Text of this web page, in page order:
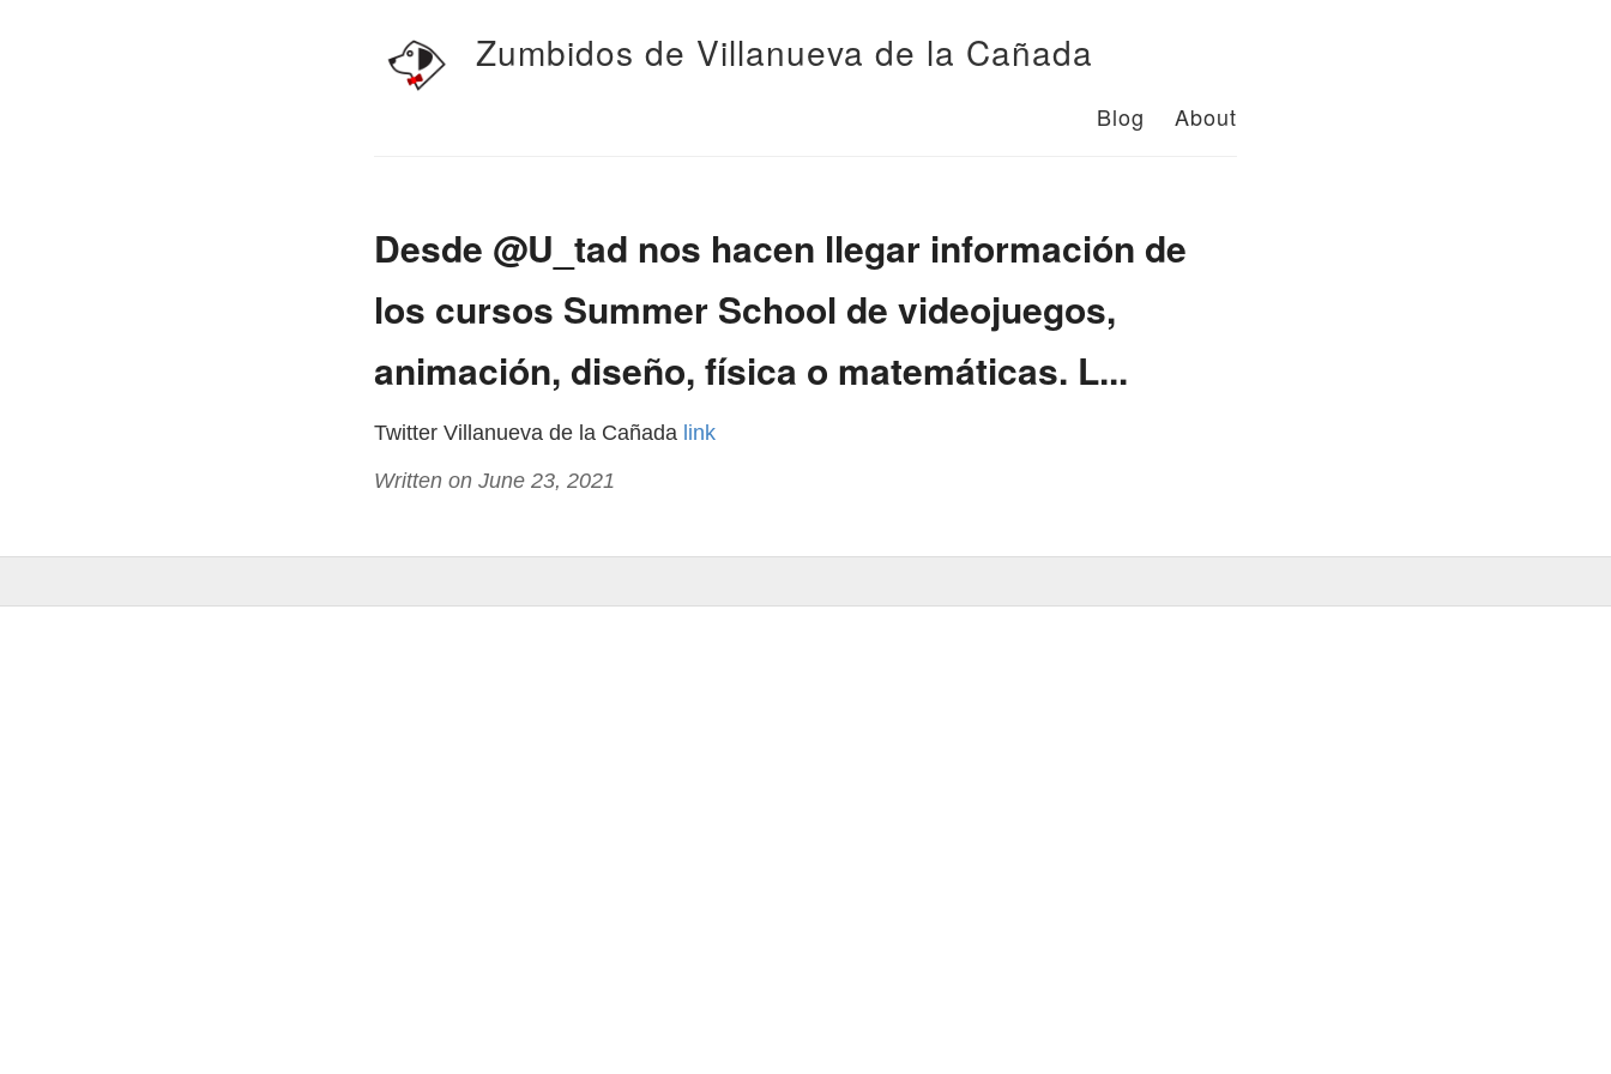
Zumbidos de Villanueva de la Cañada
Blog About
Desde @U_tad nos hacen llegar información de
los cursos Summer School de videojuegos,
animación, diseño, física o matemáticas. L...
Twitter Villanueva de la Cañada link
Written on June 23, 2021